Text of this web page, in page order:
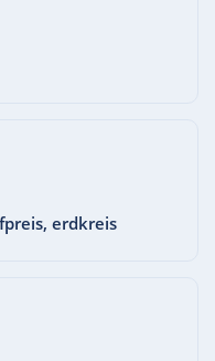
erdkreis